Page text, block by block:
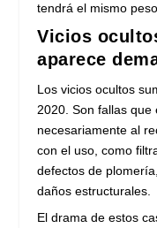
tendrá el mismo
Vicios
aparece
Los vicios ocultos
2020. Son fallas
necesariamente al
con el uso, como
defectos de
daños estructurales.
El drama de estos